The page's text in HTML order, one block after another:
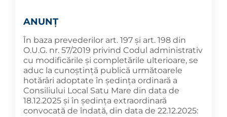
ANUNȚ
În baza prevederilor art. 197 și art. 198 din
O.U.G. nr. 57/2019 privind Codul administrativ
cu modificările și completările ulterioare, se
aduc la cunoştinţă publică următoarele
hotărâri adoptate în şedința ordinară a
Consiliului Local Satu Mare din data de
18.12.2025 și în ședința extraordinară
convocată de îndată, din data de 22.12.2025: